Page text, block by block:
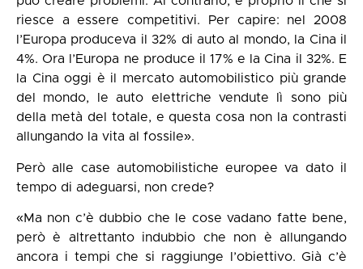
riesce a essere competitivi. Per capire: nel 2008
l’Europa produceva il 32% di auto al mondo, la Cina il
4%. Ora l’Europa ne produce il 17% e la Cina il 32%. E
la Cina oggi è il mercato automobilistico più grande
del mondo, le auto elettriche vendute lì sono più
della metà del totale, e questa cosa non la contrasti
allungando la vita al fossile».
Però alle case automobilistiche europee va dato il
tempo di adeguarsi, non crede?
«Ma non c’è dubbio che le cose vadano fatte bene,
però è altrettanto indubbio che non è allungando
ancora i tempi che si raggiunge l’obiettivo. Già c’è